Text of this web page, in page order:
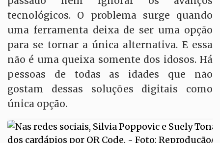
tecnológicos. O problema surge quando
uma ferramenta deixa de ser uma opção
para se tornar a única alternativa. E essa
não é uma queixa somente dos idosos. Há
pessoas de todas as idades que não
gostam dessas soluções digitais como
única opção.